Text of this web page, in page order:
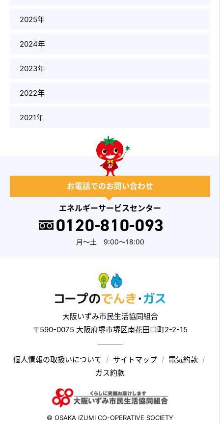
2025年
2024年
2023年
2022年
2021年
お電話でのお問い合わせ
エネルギーサービスセンター
0120-810-093
月～土 9:00～18:00
大阪いずみ市民生活協同組合
〒590-0075 大阪府堺市堺区南花田口町2-2-15
個人情報の取扱いについて サイトマップ
電気約款
ガス約款
© OSAKA IZUMI CO-OPERATIVE SOCIETY